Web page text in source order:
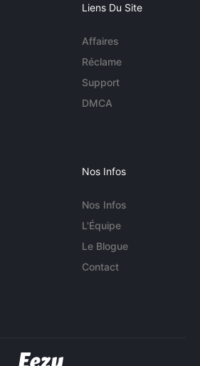
Liens Du Site
Affaires
Réclame
Support
DMCA
Nos Infos
Nos Infos
L'Équipe
Le Blogue
Contact